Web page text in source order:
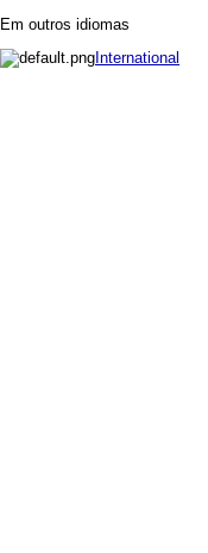
Em outros idiomas
International